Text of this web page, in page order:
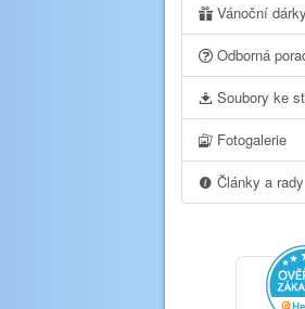
Vánoční dárky
Odborná
Soubory ke
Fotogalerie
Články a rady